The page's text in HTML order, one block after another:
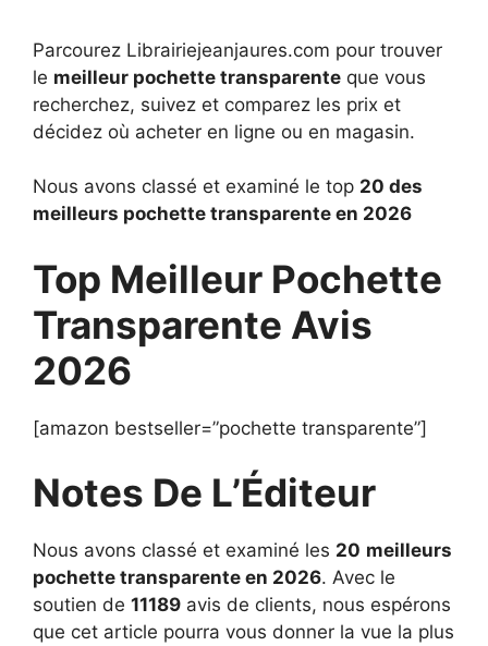
Parcourez Librairiejeanjaures.com pour trouver
le meilleur pochette transparente que vous
recherchez, suivez et comparez les prix et
décidez où acheter en ligne ou en magasin.
Nous avons classé et examiné le top 20 des
meilleurs pochette transparente en 2026
Top Meilleur Pochette
Transparente Avis
2026
[amazon bestseller=”pochette transparente”]
Notes De L’Éditeur
Nous avons classé et examiné les 20 meilleurs
pochette transparente en 2026. Avec le
soutien de 11189 avis de clients, nous espérons
que cet article pourra vous donner la vue la plus